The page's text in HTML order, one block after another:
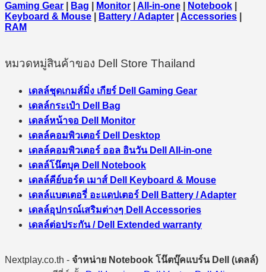
Gaming Gear
Bag Monitor All-in-one Notebook
Keyboard & Mouse
Battery / Adapter Accessories
RAM
หมวดหมู่สินค้าของ Dell Store Thailand
เดลล์ชุดเกมส์มิ่ง เกียร์ Dell Gaming Gear
เดลล์กระเป๋า Dell Bag
เดลล์หน้าจอ Dell Monitor
เดลล์คอมพิวเตอร์ Dell Desktop
เดลล์คอมพิวเตอร์ ออล อินวัน Dell All-in-one
เดลล์โน๊ตบุค Dell Notebook
เดลล์คีย์บอร์ด เมาส์ Dell Keyboard & Mouse
เดลล์แบตเตอรี่ อะแดปเตอร์ Dell Battery / Adapter
เดลล์อุปกรณ์เสริมต่างๆ Dell Accessories
เดลล์ต่อประกัน / Dell Extended warranty
Nextplay.co.th - จำหน่าย Notebook โน๊ตบุ๊คแบร์น Dell (เดลล์)